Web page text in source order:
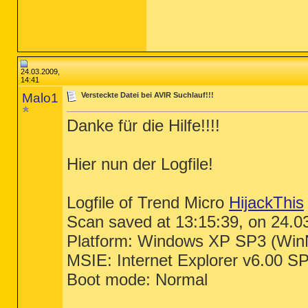
24.03.2009,
14:41
Malo1 Versteckte Datei bei AVIR Suchlauf!!!
Danke für die Hilfe!!!!
Hier nun der Logfile!
Logfile of Trend Micro HijackThis
Scan saved at 13:15:39, on
Platform: Windows XP SP3
MSIE: Internet Explorer v6.00
Boot mode: Normal